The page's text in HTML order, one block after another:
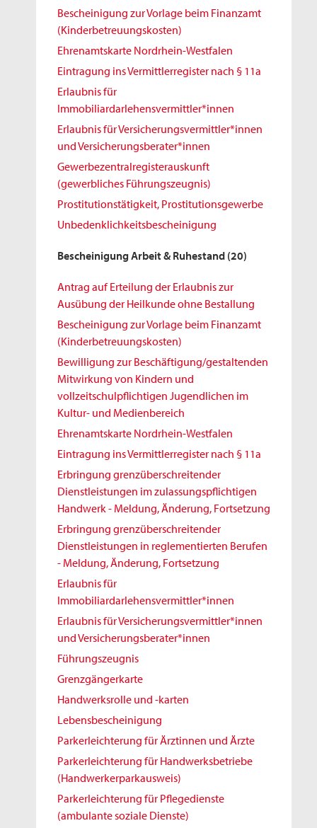
Bescheinigung zur Vorlage beim Finanzamt
(Kinderbetreuungskosten)
Ehrenamtskarte Nordrhein-Westfalen
Eintragung ins Vermittlerregister nach § 11a
Erlaubnis für
Immobiliardarlehensvermittler*innen
Erlaubnis für Versicherungsvermittler*innen
und Versicherungsberater*innen
Gewerbezentralregisterauskunft
(gewerbliches Führungszeugnis)
Prostitutionstätigkeit, Prostitutionsgewerbe
Unbedenklichkeitsbescheinigung
Bescheinigung Arbeit & Ruhestand (20)
Antrag auf Erteilung der Erlaubnis zur
Ausübung der Heilkunde ohne Bestallung
Bescheinigung zur Vorlage beim Finanzamt
(Kinderbetreuungskosten)
Bewilligung zur Beschäftigung/gestaltenden
Mitwirkung von Kindern und
vollzeitschulpflichtigen Jugendlichen im
Kultur- und Medienbereich
Ehrenamtskarte Nordrhein-Westfalen
Eintragung ins Vermittlerregister nach § 11a
Erbringung grenzüberschreitender
Dienstleistungen im zulassungspflichtigen
Handwerk - Meldung, Änderung, Fortsetzung
Erbringung grenzüberschreitender
Dienstleistungen in reglementierten Berufen
- Meldung, Änderung, Fortsetzung
Erlaubnis für
Immobiliardarlehensvermittler*innen
Erlaubnis für Versicherungsvermittler*innen
und Versicherungsberater*innen
Führungszeugnis
Grenzgängerkarte
Handwerksrolle und -karten
Lebensbescheinigung
Parkerleichterung für Ärztinnen und Ärzte
Parkerleichterung für Handwerksbetriebe
(Handwerkerparkausweis)
Parkerleichterung für Pflegedienste
(ambulante soziale Dienste)